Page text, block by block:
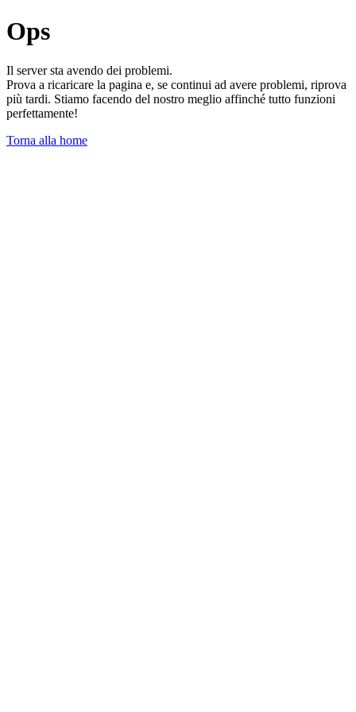
Ops
Il server sta avendo dei problemi.
Prova a ricaricare la pagina e, se continui ad avere problemi, riprova
più tardi. Stiamo facendo del nostro meglio affinché tutto funzioni
perfettamente!
Torna alla home